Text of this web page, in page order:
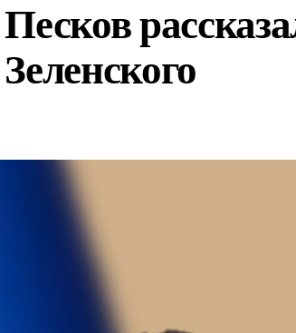
Песков
Зеленского